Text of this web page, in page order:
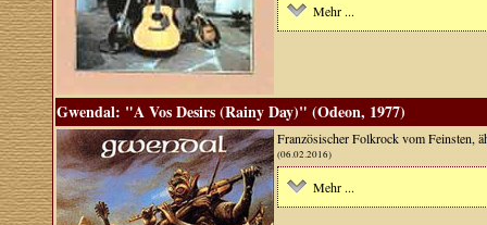
Mehr ...
Gwendal: "A Vos Desirs (Rainy Day)" (Odeon, 1977)
Französischer Folkrock vom Feinsten,
(06.02.2016)
Mehr ...